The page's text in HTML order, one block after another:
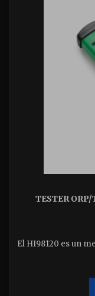
TESTER
El HI98120 es un